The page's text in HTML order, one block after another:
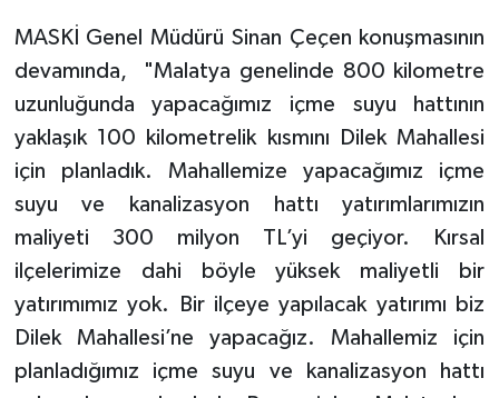
MASKİ Genel Müdürü Sinan Çeçen konuşmasının
devamında, "Malatya genelinde 800 kilometre
uzunluğunda yapacağımız içme suyu hattının
yaklaşık 100 kilometrelik kısmını Dilek Mahallesi
için planladık. Mahallemize yapacağımız içme
suyu ve kanalizasyon hattı yatırımlarımızın
maliyeti 300 milyon TL’yi geçiyor. Kırsal
ilçelerimize dahi böyle yüksek maliyetli bir
yatırımımız yok. Bir ilçeye yapılacak yatırımı biz
Dilek Mahallesi’ne yapacağız. Mahallemiz için
planladığımız içme suyu ve kanalizasyon hattı